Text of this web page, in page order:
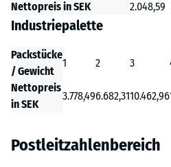
Nettopreis in SEK
2.048,59
Industriepalette
Packstücke
/ Gewicht
1 2 3
Nettopreis
in SEK
3.778,496.682,3110.462,96
Postleitzahlenbereich